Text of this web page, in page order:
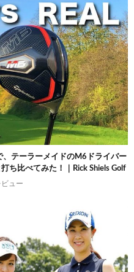
、テーラーメイドのM6ドライバー
ち比べてみた！｜Rick Shiels Golf
ュー